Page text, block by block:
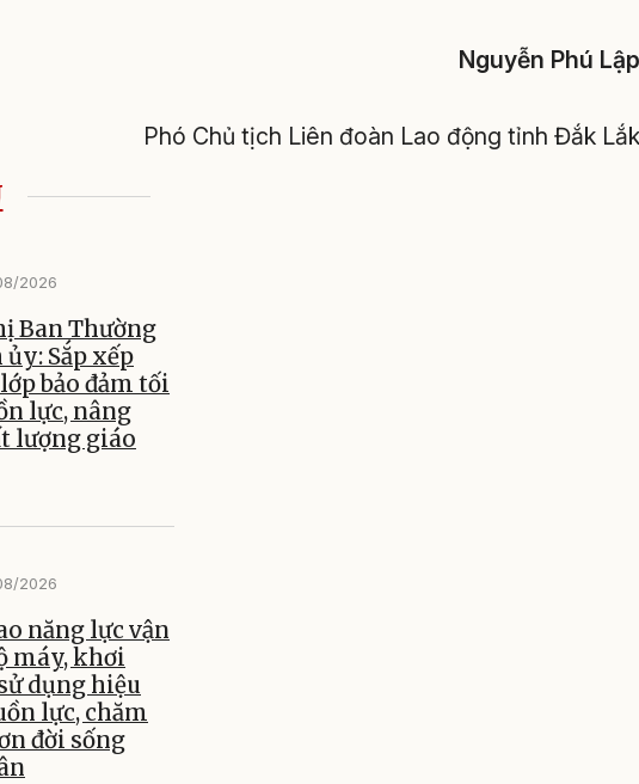
Nguyễn Phú Lập
Phó Chủ tịch Liên đoàn Lao động tỉnh Đắk Lắk
2026
Ban Thường
Sắp xếp
bảo đảm tối
lực, nâng
lượng giáo
2026
năng lực vận
máy, khơi
dụng hiệu
lực, chăm
đời sống